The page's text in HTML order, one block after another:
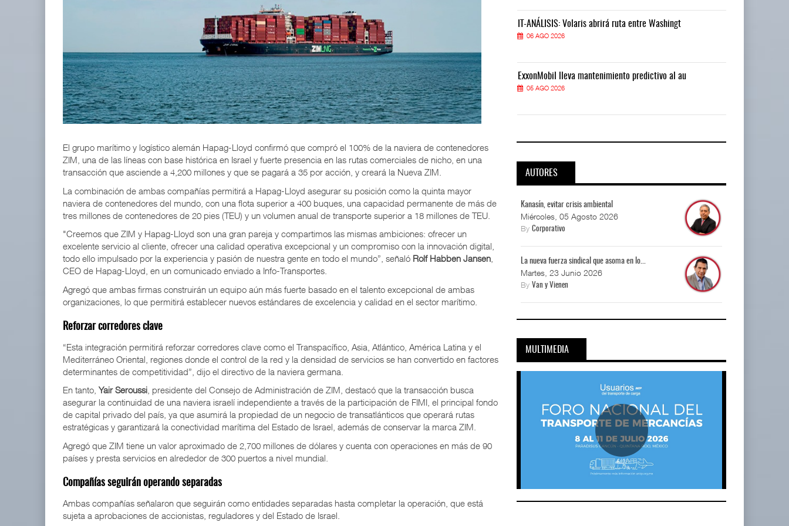
El grupo marítimo y logístico alemán Hapag-Lloyd confirmó que compró el 100% de la naviera de contenedores
ZIM, una de las líneas con base histórica en Israel y fuerte presencia en las rutas comerciales de nicho, en una
transacción que asciende a 4,200 millones y que se pagará a 35 por acción, y creará la Nueva ZIM.
La combinación de ambas compañías permitirá a Hapag-Lloyd asegurar su posición como la quinta mayor
naviera de contenedores del mundo, con una flota superior a 400 buques, una capacidad permanente de más de
tres millones de contenedores de 20 pies (TEU) y un volumen anual de transporte superior a 18 millones de TEU.
"Creemos que ZIM y Hapag-Lloyd son una gran pareja y compartimos las mismas ambiciones: ofrecer un
excelente servicio al cliente, ofrecer una calidad operativa excepcional y un compromiso con la innovación digital,
todo ello impulsado por la experiencia y pasión de nuestra gente en todo el mundo”, señaló Rolf Habben Jansen
CEO de Hapag-Lloyd, en un comunicado enviado a Info-Transportes.
Agregó que ambas firmas construirán un equipo aún más fuerte basado en el talento excepcional de ambas
organizaciones, lo que permitirá establecer nuevos estándares de excelencia y calidad en el sector marítimo.
Reforzar corredores clave
“Esta integración permitirá reforzar corredores clave como el Transpacífico, Asia, Atlántico, América Latina y el
Mediterráneo Oriental, regiones donde el control de la red y la densidad de servicios se han convertido en factores
determinantes de competitividad”, dijo el directivo de la naviera germana.
En tanto,Yair Seroussi , presidente del Consejo de Administración de ZIM, destacó que la transacción busca
asegurar la continuidad de una naviera israelí independiente a través de la participación de FIMI, el principal fondo
de capital privado del país, ya que asumirá la propiedad de un negocio de transatlánticos que operará rutas
estratégicas y garantizará la conectividad marítima del Estado de Israel, además de conservar la marca ZIM.
Agregó que ZIM tiene un valor aproximado de 2,700 millones de dólares y cuenta con operaciones en más de 90
países y presta servicios en alrededor de 300 puertos a nivel mundial.
Compañías seguirán operando separadas
Ambas compañías señalaron que seguirán como entidades separadas hasta completar la operación, que está
sujeta a aprobaciones de accionistas, reguladores y del Estado de Israel.
IT-ANÁLISIS: Volaris abrirá ruta entre Washingt
ExxonMobil lleva mantenimiento predictivo al au
05 AGO 2026
IT-ANÁLISIS: Volaris abrirá ruta entre Washingt
06 AGO 2026
ExxonMobil lleva mantenimiento predictivo al au
05 AGO 2026
IT-ANÁLISIS: Volaris abrirá ruta entre Washingt
06 AGO 2026
ExxonMobil lleva mantenimiento predictivo al au
05 AGO 2026
AUTORES
Kanasín, evitar crisis ambiental
Miércoles, 05 Agosto 2026
ByCorporativo
La nueva fuerza sindical que asoma en lo...
Martes, 23 Junio 2026
ByVan y Vienen
MULTIMEDIA